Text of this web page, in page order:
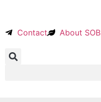
Contact About SOB